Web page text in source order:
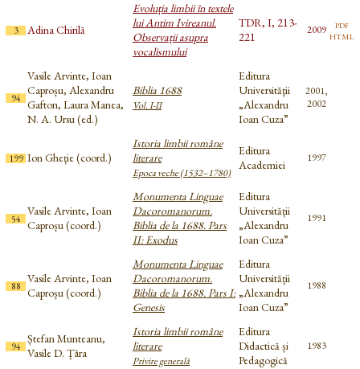
3 Adina Chirilă
Evoluția limbii în textele
lui Antim Ivireanul.
Observații asupra
vocalismului
TDR, I, 213-
221
2009 pdf
html
94
Vasile Arvinte, Ioan
Caproșu, Alexandru
Gafton, Laura Manea,
N. A. Ursu (ed.)
Biblia 1688
Vol. I-II
Editura
Universităţii
„Alexandru
Ioan Cuza”
2001,
2002
199 Ion Gheție (coord.)
Istoria limbii române
literare
Epoca veche (1532–1780)
Editura
Academiei
1997
54
Vasile Arvinte, Ioan
Caproșu (coord.)
Monumenta Linguae
Dacoromanorum.
Biblia de la 1688. Pars
II: Exodus
Editura
Universității
„Alexandru
Ioan Cuza”
1991
88
Vasile Arvinte, Ioan
Caproșu (coord.)
Monumenta Linguae
Dacoromanorum.
Biblia de la 1688. Pars I:
Genesis
Editura
Universității
„Alexandru
Ioan Cuza”
1988
94
Ștefan Munteanu,
Vasile D. Țâra
Istoria limbii române
literare
Privire generală
Editura
Didactică și
Pedagogică
1983